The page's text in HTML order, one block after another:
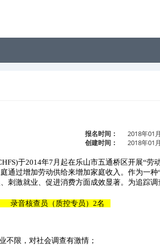
报名时间：
2018年01
创建时间：
2018年01
于2014年7 月起在乐山市五通桥区开展“劳
通过增加劳动供给来增加家庭收入。作为一
刺激就业、促进消费方面成效显著。为追踪
核查员（质控专员）2名
不限，对社会调查有激情；